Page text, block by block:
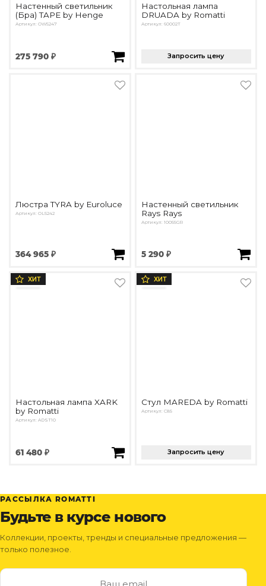
Настенный светильник
(Бра) TAPE by Henge
Артикул: OW5247
275 790 ₽
Настольная лампа
DRUADA by Romatti
Артикул: 60002T
Запросить цену
Люстра TYRA by Euroluce
Артикул: OL5242
364 965 ₽
Настенный светильник
Rays Rays
Артикул: 10055GR
5 290 ₽
ХИТ
Настольная лампа XARK
by Romatti
Артикул: ADST10
61 480 ₽
ХИТ
Стул MAREDA by Romatti
Артикул: С85
Запросить цену
РАССЫЛКА ROMATTI
Будьте в курсе нового
Коллекции, проекты, тренды и специальные предложения —
только полезное.